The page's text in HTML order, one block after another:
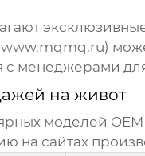
www.mqmq.ru)
с менеджерами
на живот
моделей
на сайтах